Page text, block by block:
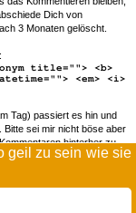
geil zu sein wie sie
Dich von
3 Monaten gelöscht.
title=""> <b>
<em> <i>
Tag) passiert es hin und
Bitte sei mir nicht böse aber
hinterher zu
ich dich whitelisten kann.